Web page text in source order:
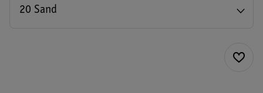
20 Sand